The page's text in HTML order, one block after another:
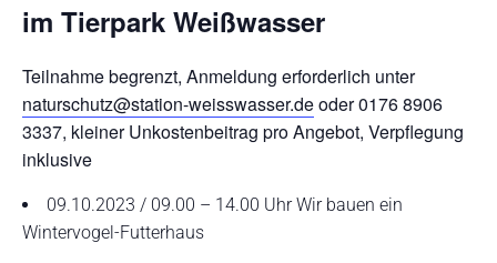
im Tierpark Weißwasser
Teilnahme begrenzt, Anmeldung erforderlich unter
naturschutz@station-weisswasser.deoder 0176 8906
3337, kleiner Unkostenbeitrag pro Angebot, Verpflegung
inklusive
09.10.2023 / 09.00 – 14.00 Uhr Wir bauen ein
Wintervogel-Futterhaus